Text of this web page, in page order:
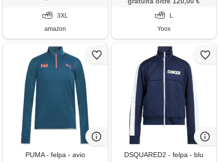
3XL
amazon
L
Yoox
PUMA - felpa - avio DSQUARED2 - felpa - blu